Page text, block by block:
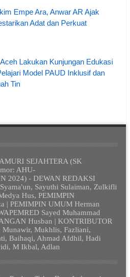
Empe Ara, Anwar AR Ajak
Adat dan Perkuat
Lakukan Kunjungan Edukasi
Model PAUD Inklusif dan
Tin
SEJAHTERA (SK
AHU-
2024) - DEWAN REDAKSI
Sayuthi Sulaiman, Zulkifli
Hus, PEMIMPIN
| PEMIMPIN UMUM Herman
Sayed Muhammad
Husban | KONTRIBUTOR
Mukhlis, Fazliani,
Baihaqi, Ahmad Afdhil, Hadi
M Ikbal, Adlan